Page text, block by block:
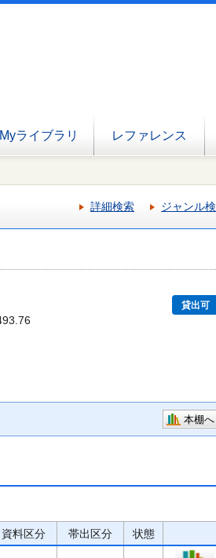
Myライブラリ レファレンス
詳細検索 ジャンル
貸出可
本棚へ
資料区分 帯出区分 状態